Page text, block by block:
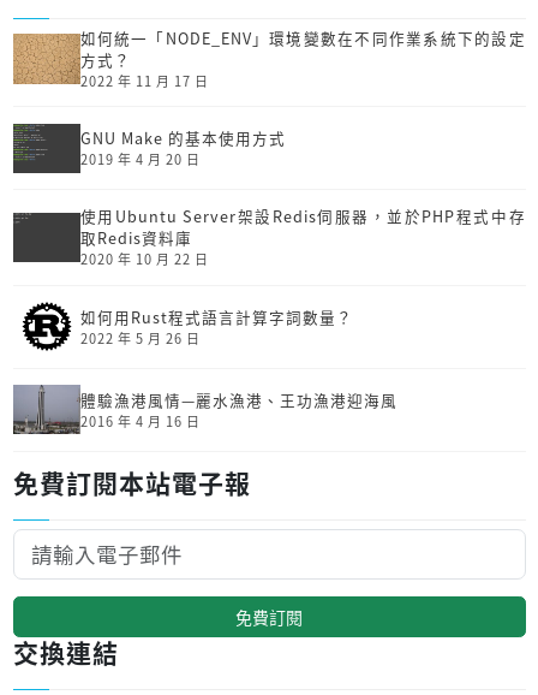
如何統一「NODE_ENV」環境變數在不同作業系統下的設定
方式？
2022 年 11 月 17 日
GNU Make 的基本使用方式
2019 年 4 月 20 日
使用Ubuntu Server架設Redis伺服器，並於PHP程式中存
取Redis資料庫
2020 年 10 月 22 日
如何用Rust程式語言計算字詞數量？
2022 年 5 月 26 日
體驗漁港風情—麗水漁港、王功漁港迎海風
2016 年 4 月 16 日
免費訂閱本站電子報
免費訂閱
交換連結